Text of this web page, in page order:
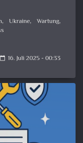
, Ukraine, Wartung,
calendar_today 16. Juli 2025 - 00:33